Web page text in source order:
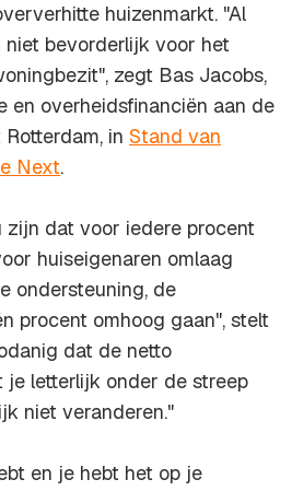
huizenmarkt. "Al
bevorderlijk voor het
zegt Bas Jacobs,
en overheidsfinanciën aan de
in Stand van
Next.
zijn dat voor iedere procent
huiseigenaren omlaag
ondersteuning, de
procent omhoog gaan", stelt
dat de netto
je letterlijk onder de streep
niet veranderen."
en je hebt het op je